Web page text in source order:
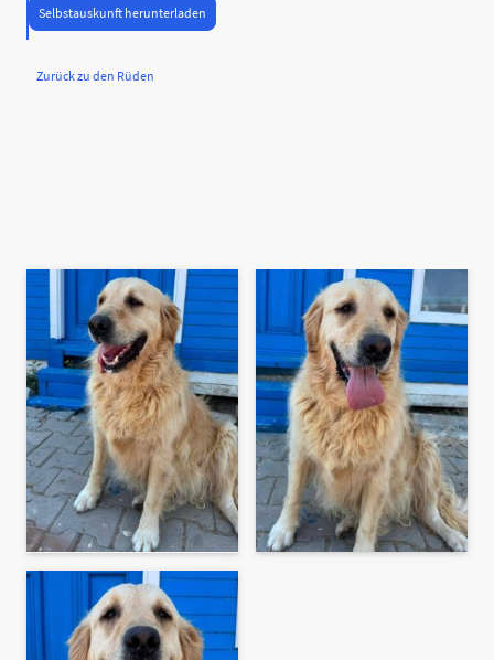
Selbstauskunft herunterladen
Zurück zu den Rüden